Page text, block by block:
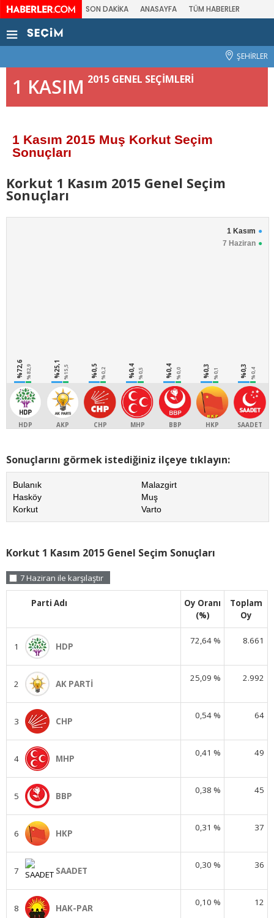
SON DAKİKA ANASAYFA TÜM HABERLER
ŞEHİRLER
1 KASIM 2015 GENEL SEÇİMLERİ
1 Kasım 2015 Muş Korkut Seçim
Sonuçları
Korkut 1 Kasım 2015 Genel Seçim
Sonuçları
1 Kasım
7 Haziran
%72,6 %82,9
HDP
%25,1 %15,5
AKP
%0,5 %0,2
CHP
%0,4 %0,5
MHP
%0,4 %0,0
BBP
%0,3 %0,1
HKP
%0,3 %0,4
SAADET
Sonuçlarını görmek istediğiniz ilçeye tıklayın:
Bulanık
Hasköy
Korkut
Malazgirt
Muş
Varto
Korkut 1 Kasım 2015 Genel Seçim Sonuçları
7 Haziran ile karşılaştır
Parti Adı
Oy Oranı
(%)
Toplam
Oy
1 HDP
72,64 % 8.661
2 AK PARTİ
25,09 % 2.992
3 CHP
0,54 % 64
4 MHP
0,41 % 49
5 BBP
0,38 % 45
6 HKP
0,31 % 37
7 SAADET
0,30 % 36
8 HAK-PAR
0,10 % 12